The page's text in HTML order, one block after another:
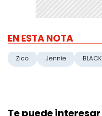
EN ESTA NOTA
Zico Jennie